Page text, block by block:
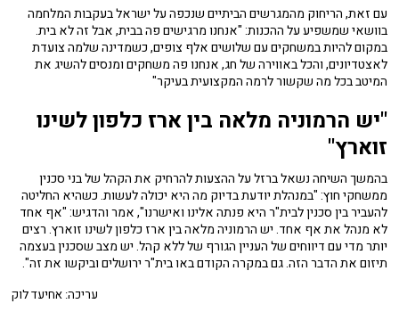
עם זאת, הריחוק מהמגרשים הביתיים שנכפה על ישראל בעקבות המלחמה
בוושאי שמשפיע על ההכנות: "אנחנו מרגישים פה בבית, אבל זה לא בית.
במקום להיות במשחקים עם שלושים אלף צופים, כשמדינה שלמה צועדת
לאצטדיונים, והכל באווירה של חג, אנחנו פה משחקים ומנסים להשיג את
המיטב בכל מה שקשור לרמה המקצועית בעיקר"
"יש הרמוניה מלאה בין ארז כלפון לשינו
זוארץ"
בהמשך השיחה נשאל ברזל על ההצעות להרחיק את הקהל של בני סכנין
ממשחקי חוץ: "במנהלת יודעת בדיוק מה היא יכולה לעשות. כשהיא החליטה
להעביר בין סכנין לבית"ר היא פנתה אלינו ואישרנו", אמר והדגיש: "אף אחד
לא מנהל את אף אחד. יש הרמוניה מלאה בין ארז כלפון לשינו זוארץ. רצים
יותר מדי עם דיווחים של העניין הגורף של ללא קהל. יש מצב שסכנין בעצמה
תיזום את הדבר הזה. גם במקרה הקודם באו בית"ר ירושלים וביקשו את זה".
עריכה: אחיעד לוק